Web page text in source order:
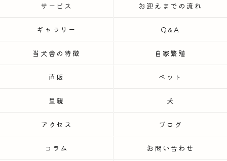
サービス お迎えまでの流れ
ギャラリー Q&A
当犬舎の特徴 自家繁殖
直販 ペット
里親 犬
アクセス ブログ
コラム お問い合わせ